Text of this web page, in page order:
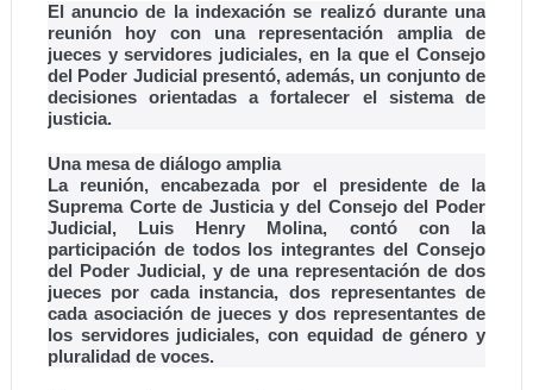
El anuncio de la indexación se realizó durante una
reunión hoy con una representación amplia de
jueces y servidores judiciales, en la que el Consejo
del Poder Judicial presentó, además, un conjunto de
decisiones orientadas a fortalecer el sistema de
justicia.
Una mesa de diálogo amplia
La reunión, encabezada por el presidente de la
Suprema Corte de Justicia y del Consejo del Poder
Judicial, Luis Henry Molina, contó con la
participación de todos los integrantes del Consejo
del Poder Judicial, y de una representación de dos
jueces por cada instancia, dos representantes de
cada asociación de jueces y dos representantes de
los servidores judiciales, con equidad de género y
pluralidad de voces.